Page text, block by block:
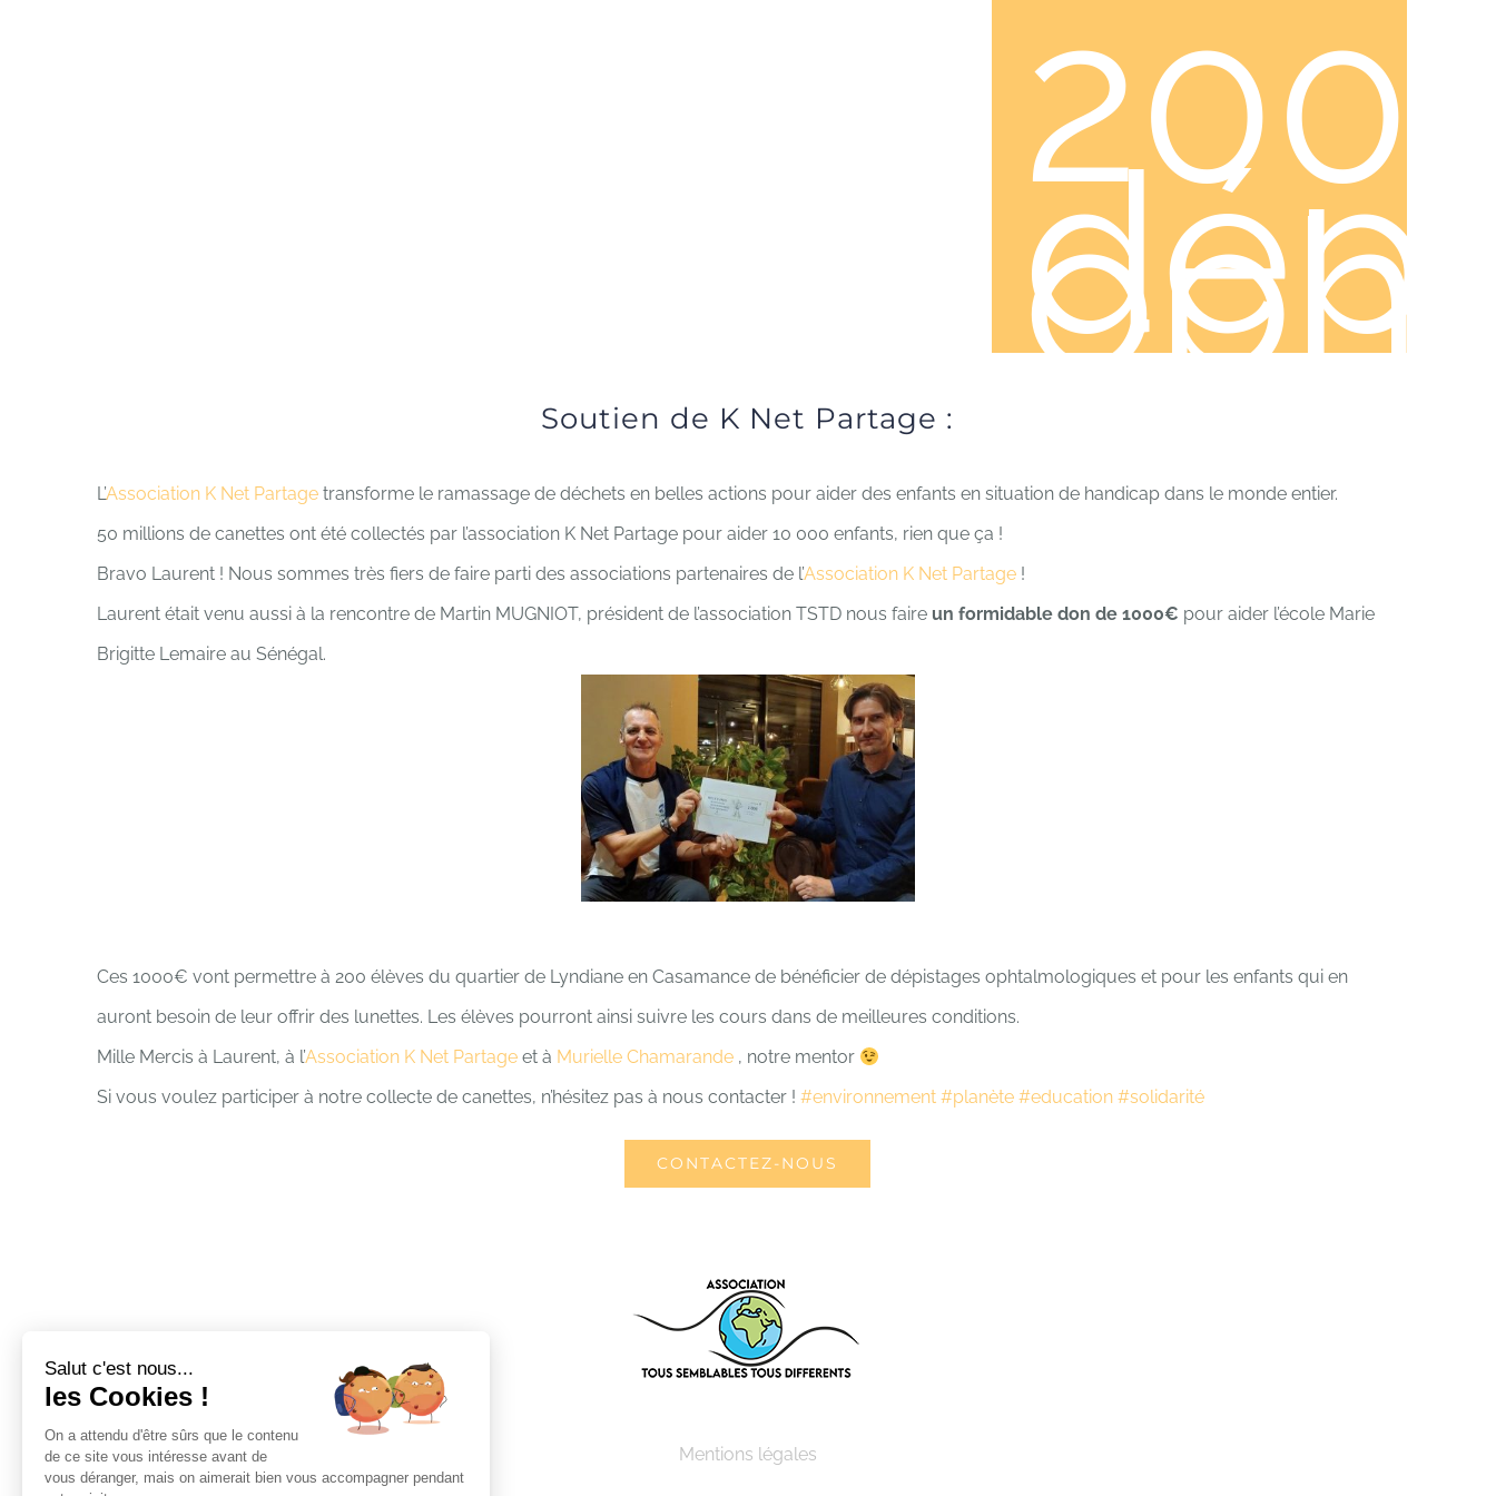
200
Soutien de K Net Partage :
L’Association K Net Partagetransforme le ramassage de déchets en belles actions pour aider des enfants en situation de handicap dans le monde entier.
50 millions de canettes ont été collectés par l’association K Net Partage pour aider 10 000 enfants, rien que ça !
Bravo Laurent ! Nous sommes très fiers de faire parti des associations partenaires de l’Association K Net Partage!
Laurent était venu aussi à la rencontre de Martin MUGNIOT, président de l’association TSTD nous faire un formidable don de 1000€ pour aider l’école Marie
Brigitte Lemaire au Sénégal.
Ces 1000€ vont permettre à 200 élèves du quartier de Lyndiane en Casamance de bénéficier de dépistages ophtalmologiques et pour les enfants qui en
auront besoin de leur offrir des lunettes. Les élèves pourront ainsi suivre les cours dans de meilleures conditions.
Mille Mercis à Laurent, à l’Association K Net Partageet à Murielle Chamarande, notre mentor
Si vous voulez participer à notre collecte de canettes, n’hésitez pas à nous contacter ! #environnement #planète #education #solidarité
CONTACTEZ-NOUS
Mentions légales
Salut c'est nous...
les Cookies !
On a attendu d'être sûrs que le contenu
de ce site vous intéresse avant de
vous déranger, mais on aimerait bien vous accompagner pendant